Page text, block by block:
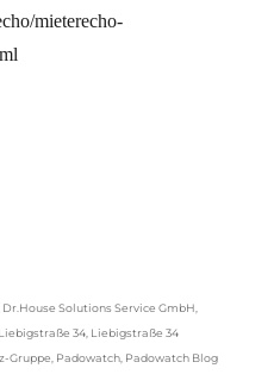
mieterecho-
Dr.House Solutions Service GmbH
Liebigstraße 34 Liebigstraße 34
Gruppe Padowatch Padowatch Blog